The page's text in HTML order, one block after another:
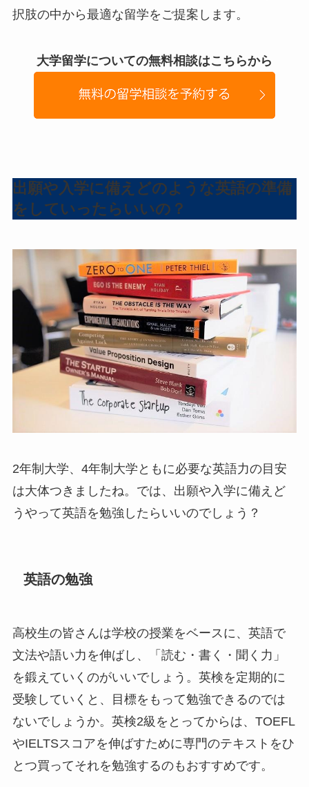
択肢の中から最適な留学をご提案します。
大学留学についての無料相談はこちらから
出願や入学に備えどのような英語の準備
をしていったらいいの？
2年制大学、4年制大学ともに必要な英語力の目安
は大体つきましたね。では、出願や入学に備えど
うやって英語を勉強したらいいのでしょう？
英語の勉強
高校生の皆さんは学校の授業をベースに、英語で
文法や語い力を伸ばし、「読む・書く・聞く力」
を鍛えていくのがいいでしょう。英検を定期的に
受験していくと、目標をもって勉強できるのでは
ないでしょうか。英検2級をとってからは、TOEFL
やIELTSスコアを伸ばすために専門のテキストをひ
とつ買ってそれを勉強するのもおすすめです。